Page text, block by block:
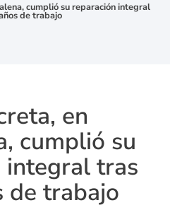
cumplió su reparación integral
de trabajo
en
cumplió su
integral tras
de trabajo